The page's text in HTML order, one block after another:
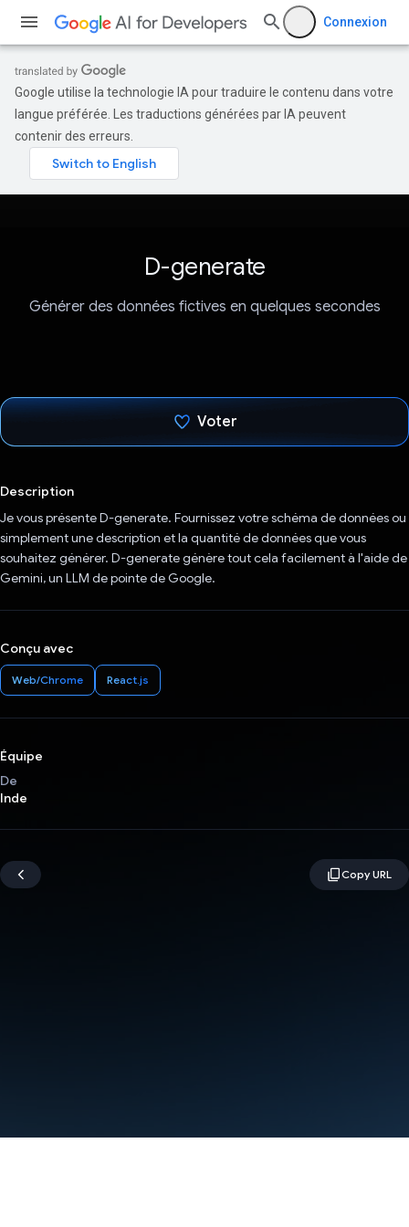
Connexion
Google utilise la technologie IA pour traduire le contenu dans votre
langue préférée. Les traductions générées par IA peuvent
contenir des erreurs.
D-generate
Générer des données fictives en quelques secondes
Voter
Description
Je vous présente D-generate. Fournissez votre schéma de données ou
simplement une description et la quantité de données que vous
souhaitez générer. D-generate génère tout cela facilement à l'aide de
Gemini, un LLM de pointe de Google.
Conçu avec
Web/Chrome React.js
Équipe
De
Inde